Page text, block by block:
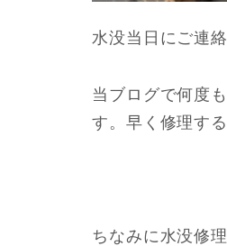
水没当日にご連
当ブログで何度
す。早く修理す
ちなみに水没修